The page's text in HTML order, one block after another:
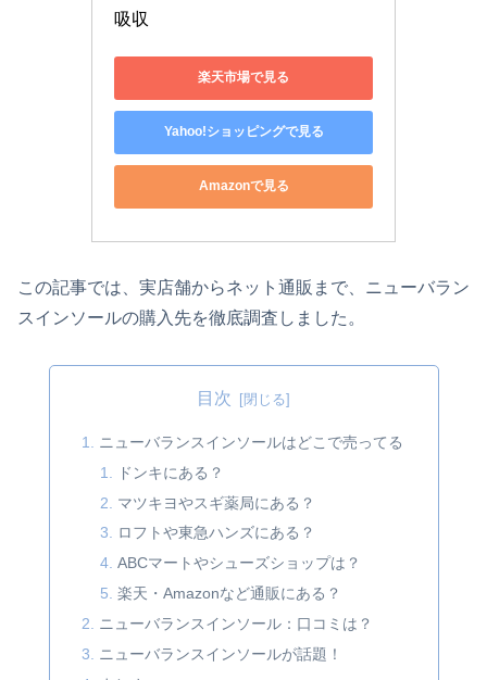
吸収
楽天市場で見る
Yahoo!ショッピングで見る
Amazonで見る
この記事では、実店舗からネット通販まで、ニューバラン
スインソールの購入先を徹底調査しました。
目次
ニューバランスインソールはどこで売ってる
ドンキにある？
マツキヨやスギ薬局にある？
ロフトや東急ハンズにある？
ABCマートやシューズショップは？
楽天・Amazonなど通販にある？
ニューバランスインソール：口コミは？
ニューバランスインソールが話題！